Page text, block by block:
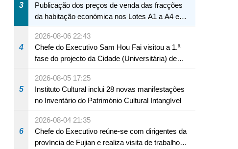
3
Publicação dos preços de venda das fracções
da habitação económica nos Lotes A1 a A4 e
A12 da Zona A dos Novos Aterros
4
2026-08-06 22:43
Chefe do Executivo Sam Hou Fai visitou a 1.ª
fase do projecto da Cidade (Universitária) de
Educação Internacional de Macau e Hengqin
5
2026-08-05 17:25
Instituto Cultural inclui 28 novas manifestações
no Inventário do Património Cultural Intangível
6
2026-08-04 21:35
Chefe do Executivo reúne-se com dirigentes da
província de Fujian e realiza visita de trabalho